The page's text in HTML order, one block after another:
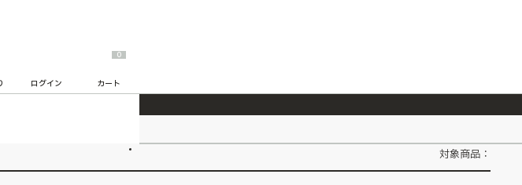
2026/7/23 『ONE PIECE magazine 021 ONE PIECEカード付き同梱版』発売延期のご案内
ログイン
0
カート
対象商品：